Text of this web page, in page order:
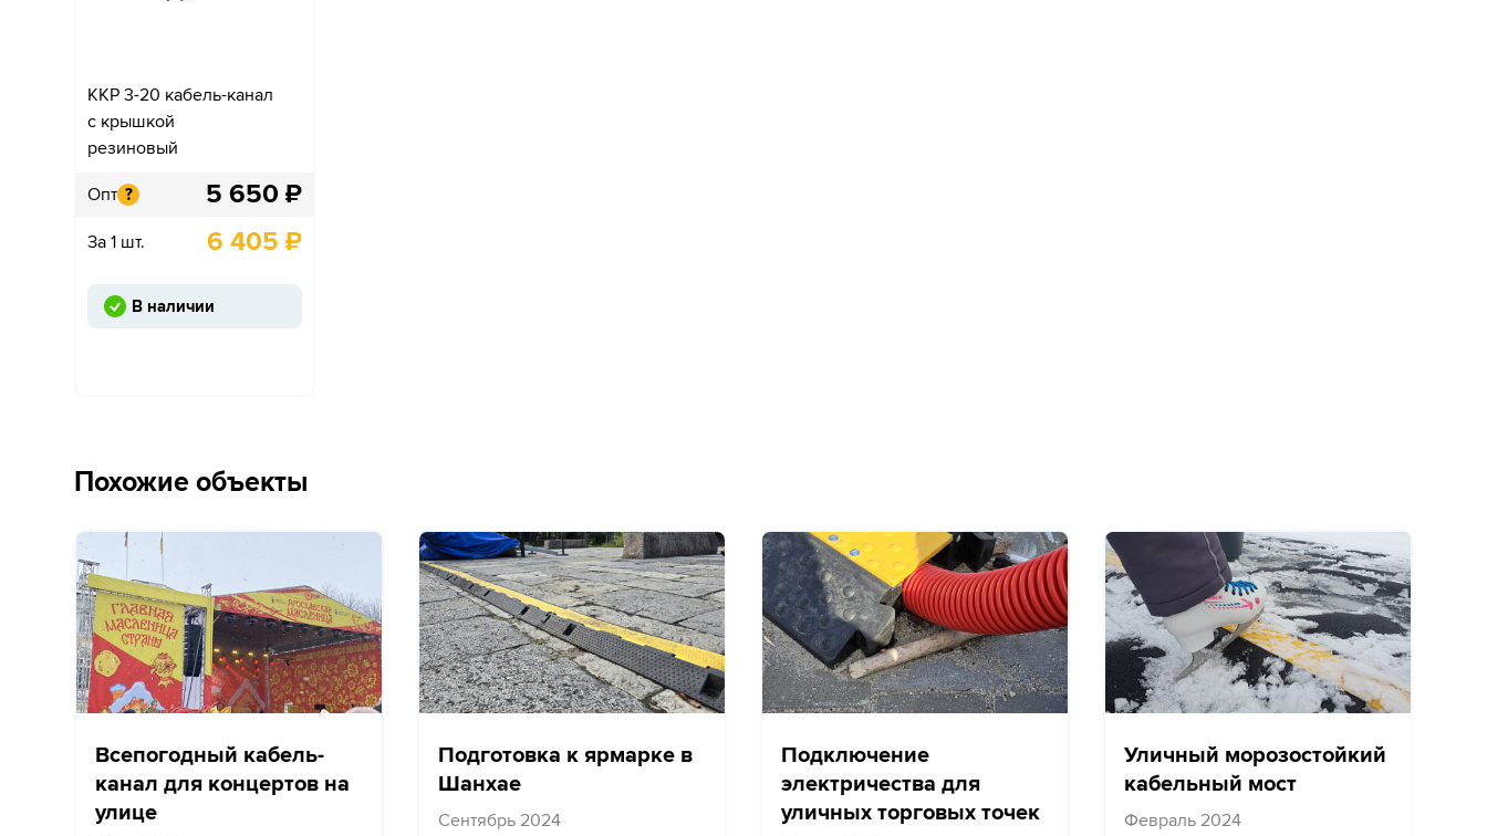
ККР 3-20 кабель-канал
с крышкой
резиновый
Опт ? 5 650 ₽
За 1 шт. 6 405 ₽
В наличии
Похожие объекты
Всепогодный кабель-
канал для концертов на
улице
Подготовка к ярмарке в
Шанхае
Сентябрь 2024
Подключение
электричества для
уличных торговых точек
Уличный морозостойкий
кабельный мост
Февраль 2024